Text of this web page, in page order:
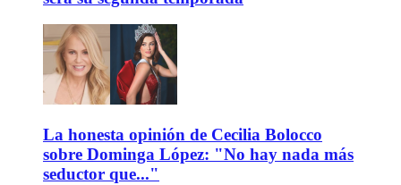
La honesta opinión de Cecilia Bolocco
sobre Dominga López: "No hay nada más
seductor que..."